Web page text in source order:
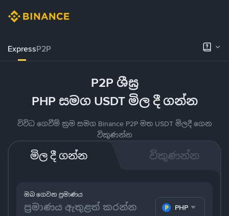
ExpressP2P
P2P ශීඝ්‍ර
PHP සමග USDT මිල දී ගන්න
විවිධ ගෙවීම් ක්‍රම සමග Binance P2P මත USDT මිලදී ගෙන
විකුණන්න
මිල දී ගන්න විකුණන්න
ඔබ ගෙවන ප්‍රමාණය
PHP